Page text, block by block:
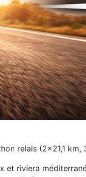
relais (2×21,1
et riviera